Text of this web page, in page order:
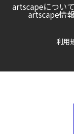
artscapeについて
artscape情
利用